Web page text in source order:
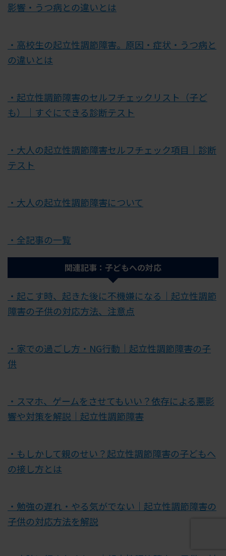
影響・うつ病との違いとは
・高校生の起立性調節障害。原因・症状・うつ病と
の違いとは
・起立性調節障害のセルフチェックリスト（子ど
も）｜すぐにできる診断テスト
・大人の起立性調節障害セルフチェック項目｜診断
テスト
・大人の起立性調節障害について
・全記事の一覧
関連記事：子どもへの対応
・起こす時、起きた後に不機嫌になる｜起立性調節
障害の子供の対応方法、注意点
・家での過ごし方・NG行動｜起立性調節障害の子
供
・スマホ、ゲームをさせてもいい？依存による悪影
響や対策を解説｜起立性調節障害
・もしかして親のせい？起立性調節障害の子どもへ
の接し方とは
・勉強の遅れ・やる気がでない｜起立性調節障害の
子供の対応方法を解説